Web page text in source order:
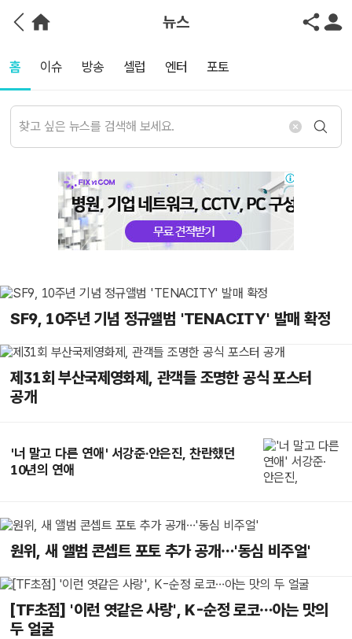
뉴스
홈 이슈 방송 셀럽 엔터 포토
SF9, 10주년 기념 정규앨범 'TENACITY' 발매 확정
제31회 부산국제영화제, 관객들 조명한 공식 포스터
공개
'너 말고 다른 연애' 서강준·안은진, 찬란했던
10년의 연애
원위, 새 앨범 콘셉트 포토 추가 공개…'동심 비주얼'
[TF초점] '이런 엿같은 사랑', K-순정 로코…아는 맛의
두 얼굴